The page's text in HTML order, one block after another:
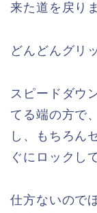
来た道を戻り
どんどんグリ
スピードダウ
てる端の方で
し、もちろん
ぐにロックし
仕方ないので